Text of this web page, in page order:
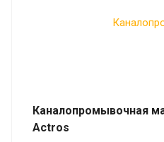
Каналопромывочная
Actros